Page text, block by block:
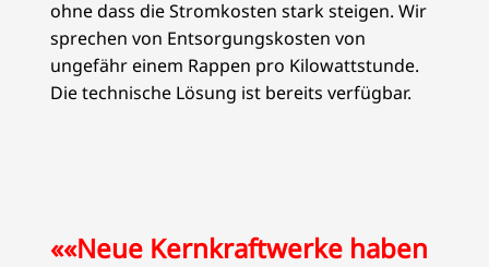
ohne dass die Stromkosten stark steigen. Wir
sprechen von Entsorgungskosten von
ungefähr einem Rappen pro Kilowattstunde.
Die technische Lösung ist bereits verfügbar.
««Neue Kernkraftwerke haben